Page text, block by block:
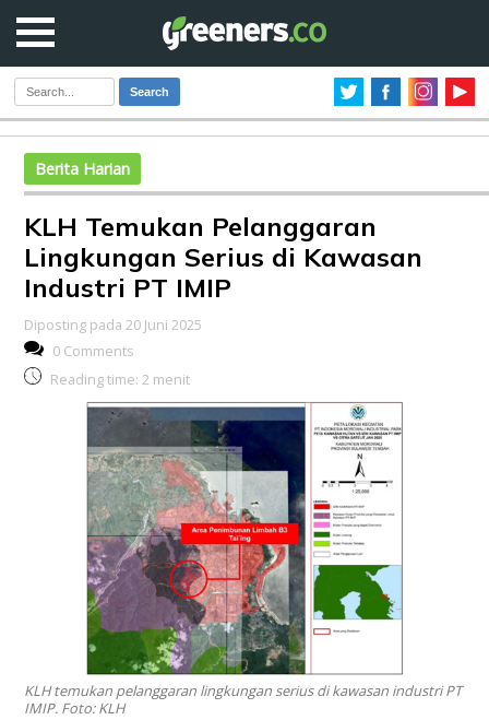
Search
Berita Harian
KLH Temukan Pelanggaran
Lingkungan Serius di Kawasan
Industri PT IMIP
Diposting pada 20 Juni 2025
0 Comments
Reading time: 2 menit
KLH temukan pelanggaran lingkungan serius di kawasan industri PT
IMIP. Foto: KLH